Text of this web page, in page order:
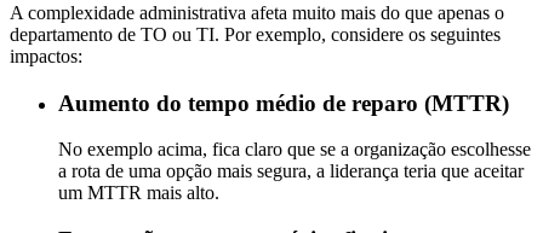
A complexidade administrativa afeta muito mais do que apenas o
departamento de TO ou TI. Por exemplo, considere os seguintes
impactos:
Aumento do tempo médio de reparo (MTTR)
No exemplo acima, fica claro que se a organização escolhesse
a rota de uma opção mais segura, a liderança teria que aceitar
um MTTR mais alto.